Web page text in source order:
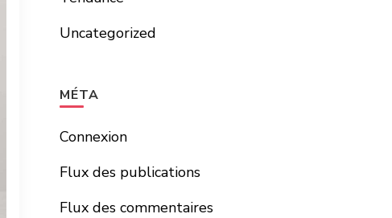
Uncategorized
MÉTA
Connexion
Flux des publications
Flux des commentaires